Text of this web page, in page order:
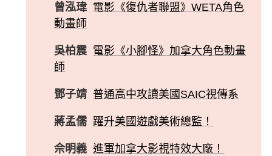
曾泓瑋 電影《復仇者聯盟》WETA角色
動畫師
吳柏震 電影《小腳怪》加拿大角色動畫
師
鄧子靖 普通高中攻讀美國SAIC視傳系
蔣孟儒 躍升美國遊戲美術總監！
佘明義 進軍加拿大影視特效大廠！